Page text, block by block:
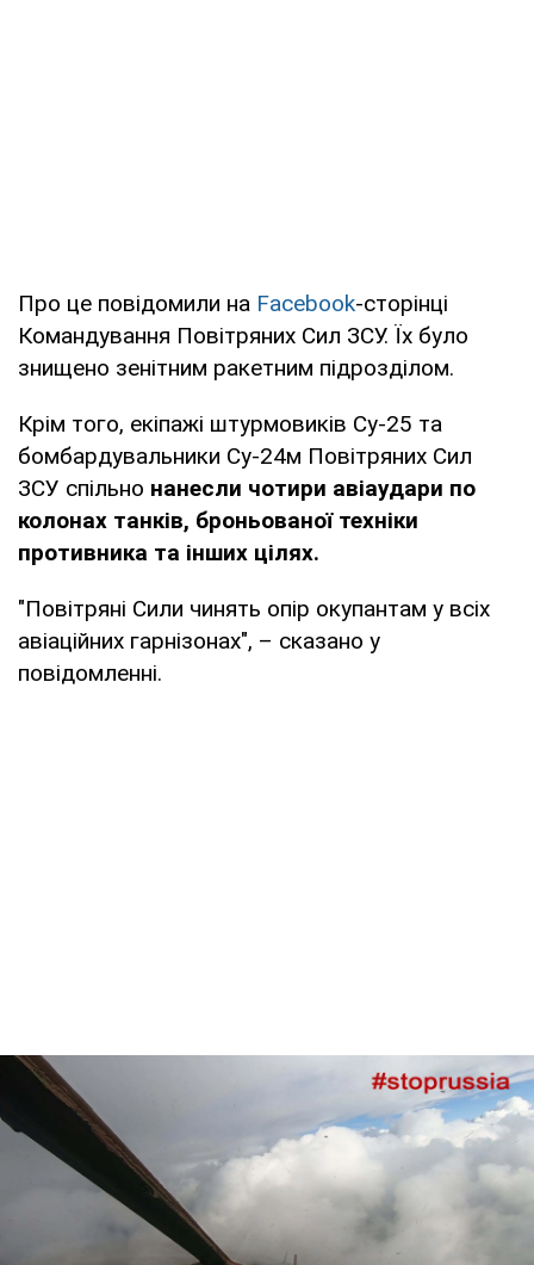
Про це повідомили на Facebook-сторінці
Командування Повітряних Сил ЗСУ. Їх було
знищено зенітним ракетним підрозділом.
Крім того, екіпажі штурмовиків Су-25 та
бомбардувальники Су-24м Повітряних Сил
ЗСУ спільно нанесли чотири авіаудари по
колонах танків, броньованої техніки
противника та інших цілях.
"Повітряні Сили чинять опір окупантам у всіх
авіаційних гарнізонах", – сказано у
повідомленні.